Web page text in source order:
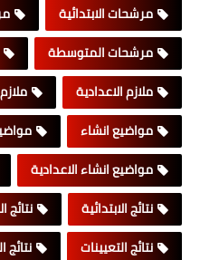
مرشحات الابتدائية
مرشحات المتوسطة
ملازم الاعدادية
مواضيع انشاء
مواضيع انشاء الاعدادية
نتائج الابتدائية
نتائج
نتائج التعيينات